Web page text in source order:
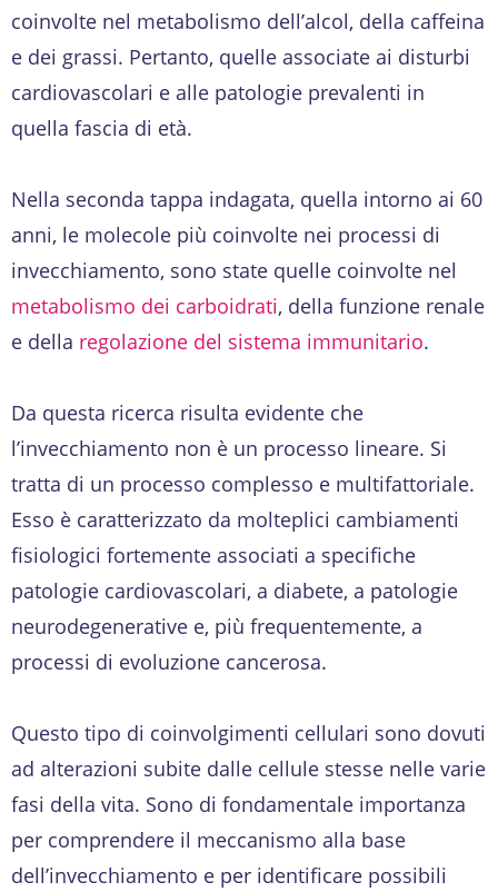
coinvolte nel metabolismo dell’alcol, della caffeina
e dei grassi. Pertanto, quelle associate ai disturbi
cardiovascolari e alle patologie prevalenti in
quella fascia di età.
Nella seconda tappa indagata, quella intorno ai 60
anni, le molecole più coinvolte nei processi di
invecchiamento, sono state quelle coinvolte nel
metabolismo dei carboidrati, della funzione renale
e della regolazione del sistema immunitario.
Da questa ricerca risulta evidente che
l’invecchiamento non è un processo lineare. Si
tratta di un processo complesso e multifattoriale.
Esso è caratterizzato da molteplici cambiamenti
fisiologici fortemente associati a specifiche
patologie cardiovascolari, a diabete, a patologie
neurodegenerative e, più frequentemente, a
processi di evoluzione cancerosa.
Questo tipo di coinvolgimenti cellulari sono dovuti
ad alterazioni subite dalle cellule stesse nelle varie
fasi della vita. Sono di fondamentale importanza
per comprendere il meccanismo alla base
dell’invecchiamento e per identificare possibili